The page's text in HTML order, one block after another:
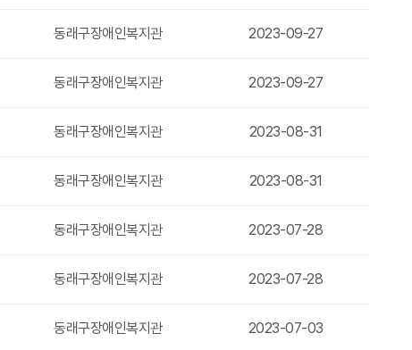
동래구장애인복지관 2023-09-27
동래구장애인복지관 2023-09-27
동래구장애인복지관 2023-08-31
동래구장애인복지관 2023-08-31
동래구장애인복지관 2023-07-28
동래구장애인복지관 2023-07-28
동래구장애인복지관 2023-07-03